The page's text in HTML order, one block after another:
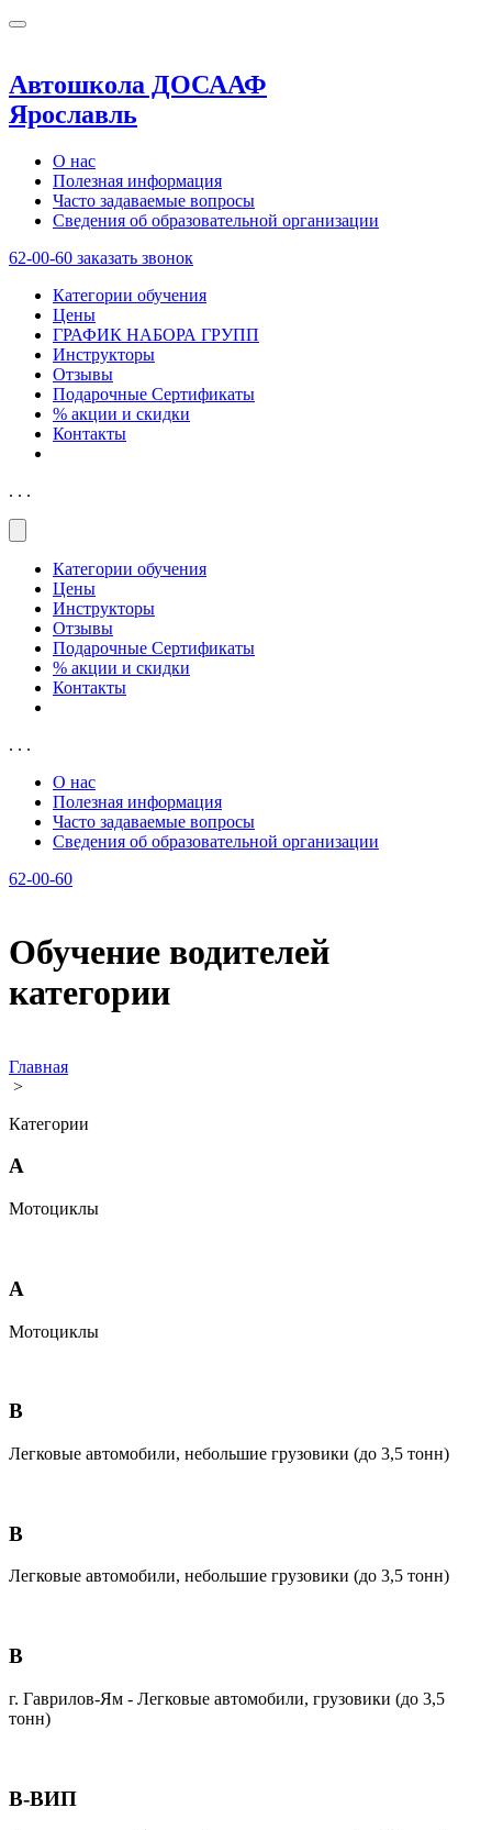
Автошкола ДОСААФ
Ярославль
О нас
Полезная информация
Часто задаваемые вопросы
Сведения об образовательной организации
62-00-60 заказать звонок
Категории обучения
Цены
ГРАФИК НАБОРА ГРУПП
Инструкторы
Отзывы
Подарочные Сертификаты
% акции и скидки
Контакты
. . .
Категории обучения
Цены
Инструкторы
Отзывы
Подарочные Сертификаты
% акции и скидки
Контакты
. . .
О нас
Полезная информация
Часто задаваемые вопросы
Сведения об образовательной организации
62-00-60
Обучение водителей
категории
Главная
>
Категории
A
Мотоциклы
A
Мотоциклы
B
Легковые автомобили, небольшие грузовики (до 3,5 тонн)
B
Легковые автомобили, небольшие грузовики (до 3,5 тонн)
В
г. Гаврилов-Ям - Легковые автомобили, грузовики (до 3,5
тонн)
B-ВИП